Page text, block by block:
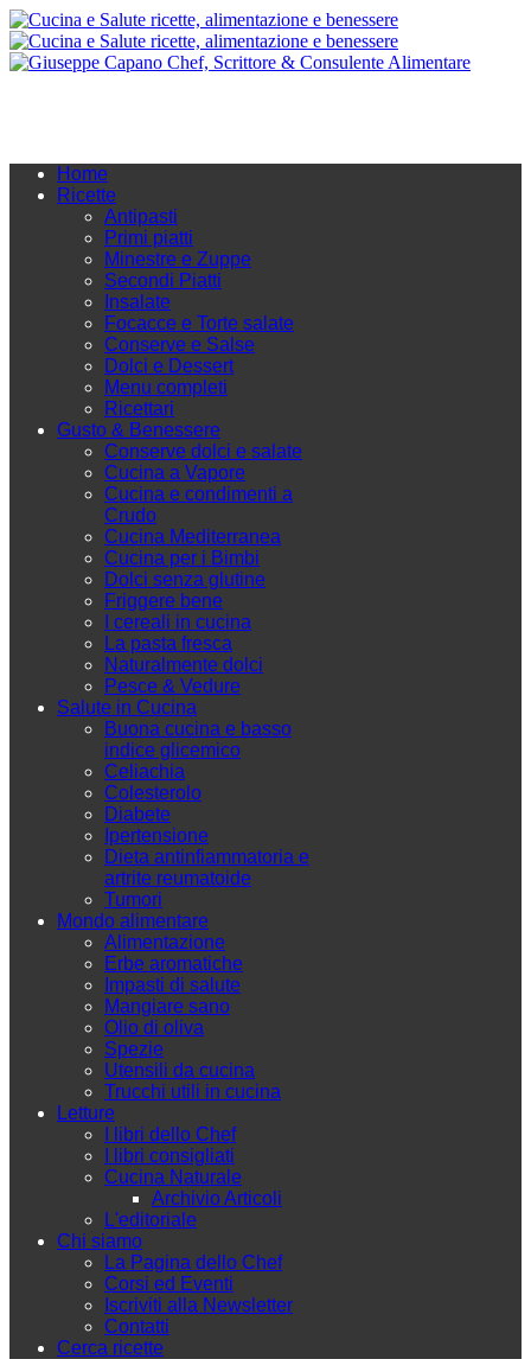
Home
Ricette
Antipasti
Primi piatti
Minestre e Zuppe
Secondi Piatti
Insalate
Focacce e Torte salate
Conserve e Salse
Dolci e Dessert
Menu completi
Ricettari
Gusto & Benessere
Conserve dolci e salate
Cucina a Vapore
Cucina e condimenti a
Crudo
Cucina Mediterranea
Cucina per i Bimbi
Dolci senza glutine
Friggere bene
I cereali in cucina
La pasta fresca
Naturalmente dolci
Pesce & Vedure
Salute in Cucina
Buona cucina e basso
indice glicemico
Celiachia
Colesterolo
Diabete
Ipertensione
Dieta antinfiammatoria e
artrite reumatoide
Tumori
Mondo alimentare
Alimentazione
Erbe aromatiche
Impasti di salute
Mangiare sano
Olio di oliva
Spezie
Utensili da cucina
Trucchi utili in cucina
Letture
I libri dello Chef
I libri consigliati
Cucina Naturale
Archivio Articoli
L'editoriale
Chi siamo
La Pagina dello Chef
Corsi ed Eventi
Iscriviti alla Newsletter
Contatti
Cerca ricette